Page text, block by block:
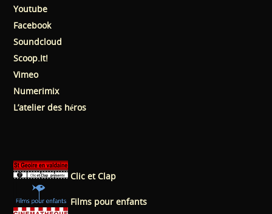
Youtube
Facebook
Soundcloud
Scoop.It!
Vimeo
Numerimix
L’atelier des héros
Clic et Clap
Films pour enfants